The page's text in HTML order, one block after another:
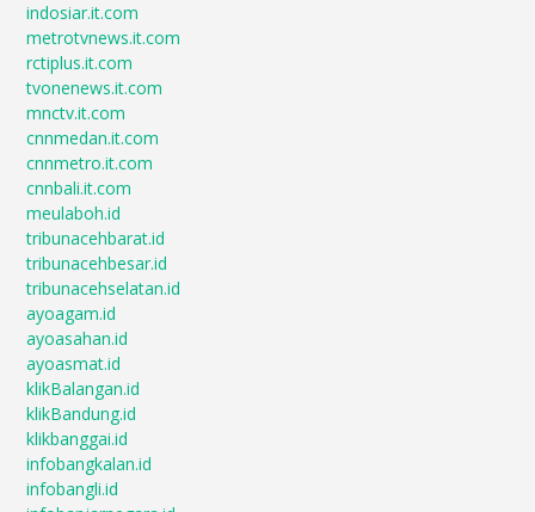
indosiar.it.com
metrotvnews.it.com
rctiplus.it.com
tvonenews.it.com
mnctv.it.com
cnnmedan.it.com
cnnmetro.it.com
cnnbali.it.com
meulaboh.id
tribunacehbarat.id
tribunacehbesar.id
tribunacehselatan.id
ayoagam.id
ayoasahan.id
ayoasmat.id
klikBalangan.id
klikBandung.id
klikbanggai.id
infobangkalan.id
infobangli.id